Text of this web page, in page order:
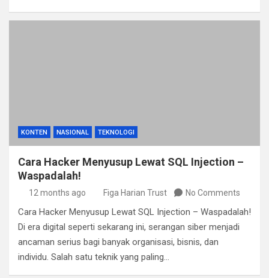
KONTEN NASIONAL TEKNOLOGI
Cara Hacker Menyusup Lewat SQL Injection –
Waspadalah!
12 months ago Figa Harian Trust No Comments
Cara Hacker Menyusup Lewat SQL Injection – Waspadalah!
Di era digital seperti sekarang ini, serangan siber menjadi
ancaman serius bagi banyak organisasi, bisnis, dan
individu. Salah satu teknik yang paling…